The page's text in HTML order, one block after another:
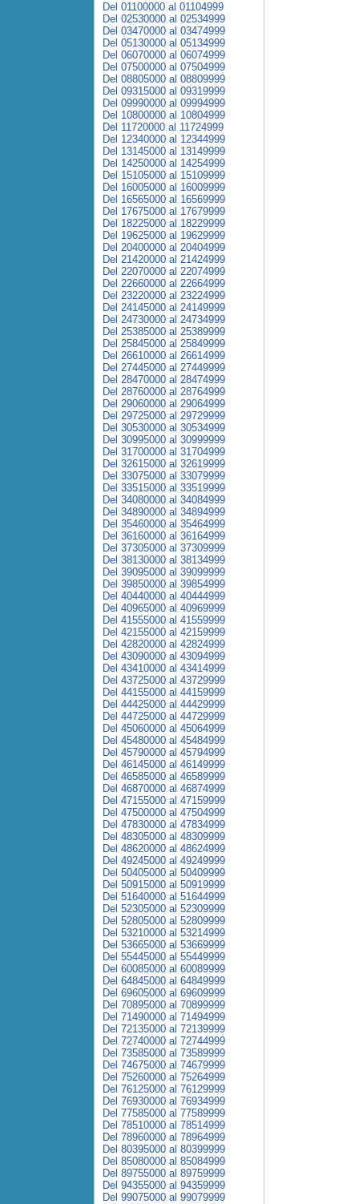
Del 01100000 al 01104999
Del 02530000 al 02534999
Del 03470000 al 03474999
Del 05130000 al 05134999
Del 06070000 al 06074999
Del 07500000 al 07504999
Del 08805000 al 08809999
Del 09315000 al 09319999
Del 09990000 al 09994999
Del 10800000 al 10804999
Del 11720000 al 11724999
Del 12340000 al 12344999
Del 13145000 al 13149999
Del 14250000 al 14254999
Del 15105000 al 15109999
Del 16005000 al 16009999
Del 16565000 al 16569999
Del 17675000 al 17679999
Del 18225000 al 18229999
Del 19625000 al 19629999
Del 20400000 al 20404999
Del 21420000 al 21424999
Del 22070000 al 22074999
Del 22660000 al 22664999
Del 23220000 al 23224999
Del 24145000 al 24149999
Del 24730000 al 24734999
Del 25385000 al 25389999
Del 25845000 al 25849999
Del 26610000 al 26614999
Del 27445000 al 27449999
Del 28470000 al 28474999
Del 28760000 al 28764999
Del 29060000 al 29064999
Del 29725000 al 29729999
Del 30530000 al 30534999
Del 30995000 al 30999999
Del 31700000 al 31704999
Del 32615000 al 32619999
Del 33075000 al 33079999
Del 33515000 al 33519999
Del 34080000 al 34084999
Del 34890000 al 34894999
Del 35460000 al 35464999
Del 36160000 al 36164999
Del 37305000 al 37309999
Del 38130000 al 38134999
Del 39095000 al 39099999
Del 39850000 al 39854999
Del 40440000 al 40444999
Del 40965000 al 40969999
Del 41555000 al 41559999
Del 42155000 al 42159999
Del 42820000 al 42824999
Del 43090000 al 43094999
Del 43410000 al 43414999
Del 43725000 al 43729999
Del 44155000 al 44159999
Del 44425000 al 44429999
Del 44725000 al 44729999
Del 45060000 al 45064999
Del 45480000 al 45484999
Del 45790000 al 45794999
Del 46145000 al 46149999
Del 46585000 al 46589999
Del 46870000 al 46874999
Del 47155000 al 47159999
Del 47500000 al 47504999
Del 47830000 al 47834999
Del 48305000 al 48309999
Del 48620000 al 48624999
Del 49245000 al 49249999
Del 50405000 al 50409999
Del 50915000 al 50919999
Del 51640000 al 51644999
Del 52305000 al 52309999
Del 52805000 al 52809999
Del 53210000 al 53214999
Del 53665000 al 53669999
Del 55445000 al 55449999
Del 60085000 al 60089999
Del 64845000 al 64849999
Del 69605000 al 69609999
Del 70895000 al 70899999
Del 71490000 al 71494999
Del 72135000 al 72139999
Del 72740000 al 72744999
Del 73585000 al 73589999
Del 74675000 al 74679999
Del 75260000 al 75264999
Del 76125000 al 76129999
Del 76930000 al 76934999
Del 77585000 al 77589999
Del 78510000 al 78514999
Del 78960000 al 78964999
Del 80395000 al 80399999
Del 85080000 al 85084999
Del 89755000 al 89759999
Del 94355000 al 94359999
Del 99075000 al 99079999